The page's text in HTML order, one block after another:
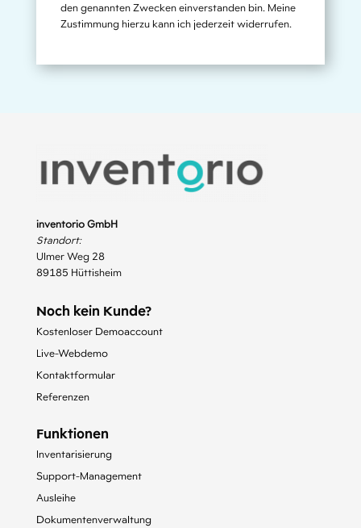
den genannten Zwecken einverstanden bin. Meine
Zustimmung hierzu kann ich jederzeit widerrufen.
inventorio GmbH
Standort:
Ulmer Weg 28
89185 Hüttisheim
Noch kein Kunde?
Kostenloser Demoaccount
Live-Webdemo
Kontaktformular
Referenzen
Funktionen
Inventarisierung
Support-Management
Ausleihe
Dokumentenverwaltung